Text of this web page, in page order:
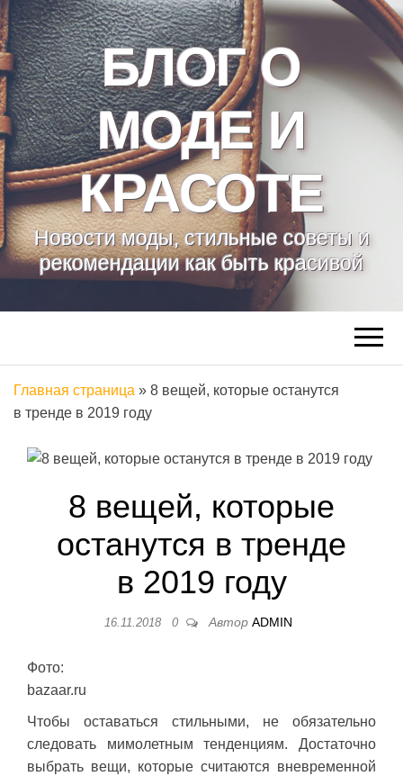
БЛОГ О
МОДЕ И
КРАСОТЕ
Новости моды, стильные советы и
рекомендации как быть красивой
Главная страница » 8 вещей, которые останутся
в тренде в 2019 году
8 вещей, которые
останутся в тренде
в 2019 году
16.11.2018 0 Автор ADMIN
Фото:
bazaar.ru
Чтобы оставаться стильными, не обязательно
следовать мимолетным тенденциям. Достаточно
выбрать вещи, которые считаются вневременной